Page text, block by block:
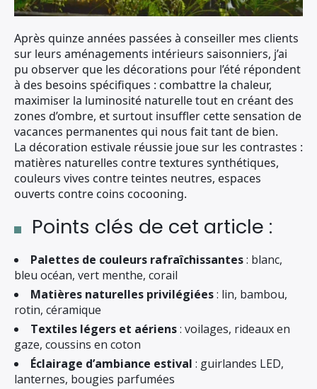
Après quinze années passées à conseiller mes clients
sur leurs aménagements intérieurs saisonniers, j’ai
pu observer que les décorations pour l’été répondent
à des besoins spécifiques : combattre la chaleur,
maximiser la luminosité naturelle tout en créant des
zones d’ombre, et surtout insuffler cette sensation de
vacances permanentes qui nous fait tant de bien.
La décoration estivale réussie joue sur les contrastes :
matières naturelles contre textures synthétiques,
couleurs vives contre teintes neutres, espaces
ouverts contre coins cocooning.
Points clés de cet article :
Palettes de couleurs rafraîchissantes: blanc,
bleu océan, vert menthe, corail
Matières naturelles privilégiées: lin, bambou,
rotin, céramique
Textiles légers et aériens: voilages, rideaux en
gaze, coussins en coton
Éclairage d’ambiance estival : guirlandes LED,
lanternes, bougies parfumées